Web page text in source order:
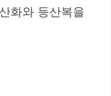
화와 등산복을